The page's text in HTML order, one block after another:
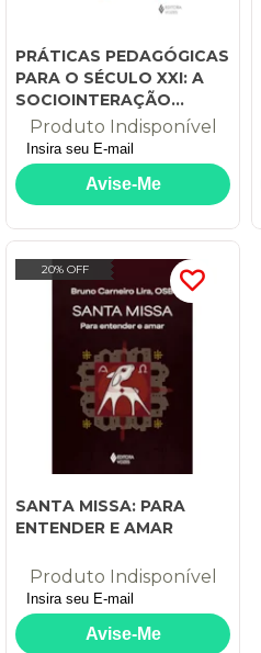
PRÁTICAS PEDAGÓGICAS
PARA O SÉCULO XXI: A
SOCIOINTERAÇÃO
DIGITAL E O HUMANISMO
ÉTICO
Produto Indisponível
20% OFF
SANTA MISSA: PARA
ENTENDER E AMAR
Produto Indisponível